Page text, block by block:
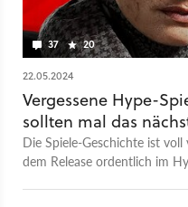
37 20
22.05.2024
Vergessene Hype-
sollten mal das
Die Spiele-Geschichte ist
dem Release ordentlich im